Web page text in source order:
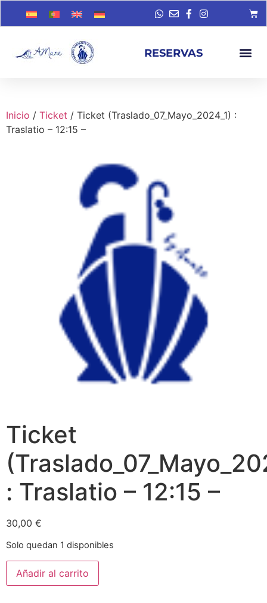
RESERVAS
Inicio / Ticket / Ticket (Traslado_07_Mayo_2024_1) :
Traslatio – 12:15 –
Ticket
: Traslatio – 12:15 –
30,00 €
Solo quedan 1 disponibles
Añadir al carrito